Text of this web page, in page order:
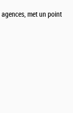
met un point